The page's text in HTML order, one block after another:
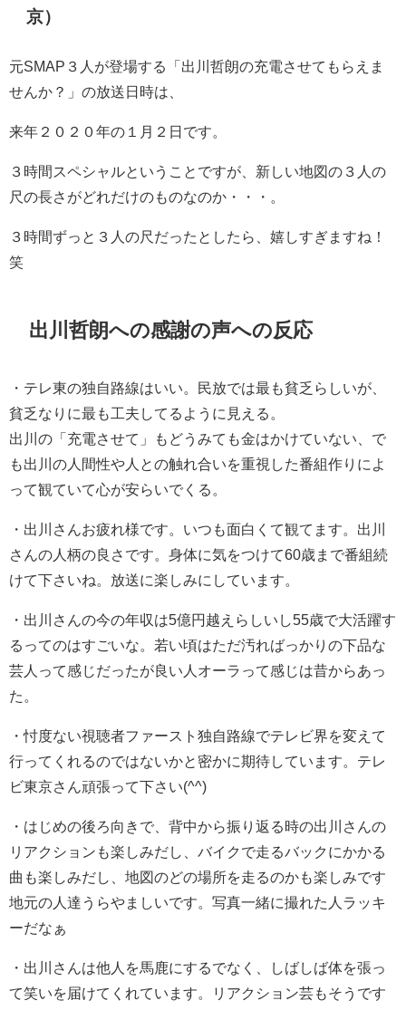
京）
元SMAP３人が登場する「 出川哲朗の充電させてもらえま
せんか？」の放送日時は、
来年２０２０年の１月２日です。
３時間スペシャルということですが、新しい地図の３人の
尺の長さがどれだけのものなのか・・・。
３時間ずっと３人の尺だったとしたら、嬉しすぎますね！
笑
出川哲朗への感謝の声への反応
・ テレ東の独自路線はいい。民放では最も貧乏らしいが、
貧乏なりに最も工夫してるように見える。
出川の「充電させて」もどうみても金はかけていない、で
も出川の人間性や人との触れ合いを重視した番組作りによ
って観ていて心が安らいでくる。
・ 出川さんお疲れ様です。 いつも面白くて観てます。 出川
さんの人柄の良さです。 身体に気をつけて60歳まで番組続
けて下さいね。放送に楽しみにしています。
・ 出川さんの今の年収は5億円越えらしいし55歳で大活躍す
るってのはすごいな。 若い頃はただ汚ればっかりの下品な
芸人って感じだったが良い人オーラって感じは昔からあっ
た。
・忖度ない視聴者ファースト独自路線でテレビ界を変えて
行ってくれるのではないかと 密かに期待しています。 テレ
ビ東京さん頑張って下さい(^^)
・ はじめの後ろ向きで、背中から振り返る時の出川さんの
リアクションも楽しみだし、バイクで走るバックにかかる
曲も楽しみだし、地図のどの場所を走るのかも楽しみです
地元の人達うらやましいです。写真一緒に撮れた人ラッキ
ーだなぁ
・ 出川さんは他人を馬鹿にするでなく、しばしば体を張っ
て笑いを届けてくれています。
リアクション芸もそうです